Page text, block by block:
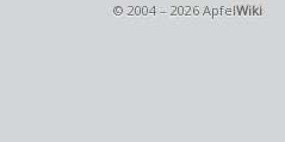
© 2004 – 2026 ApfelWiki